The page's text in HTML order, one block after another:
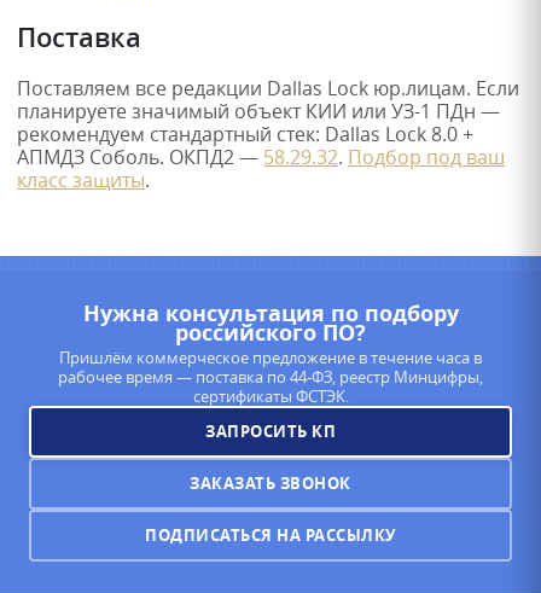
Поставка
Поставляем все редакции Dallas Lock юр.лицам. Если
планируете значимый объект КИИ или УЗ-1 ПДн —
рекомендуем стандартный стек: Dallas Lock 8.0 +
АПМДЗ Соболь. ОКПД2 — 58.29.32. Подбор под ваш
класс защиты.
Нужна консультация по подбору
российского ПО?
Пришлём коммерческое предложение в течение часа в
рабочее время — поставка по 44-ФЗ, реестр Минцифры,
сертификаты ФСТЭК.
ЗАПРОСИТЬ КП
ЗАКАЗАТЬ ЗВОНОК
ПОДПИСАТЬСЯ НА РАССЫЛКУ